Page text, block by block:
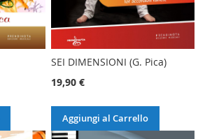
SEI DIMENSIONI (G. Pica)
19,90 €
Aggiungi al Carrello